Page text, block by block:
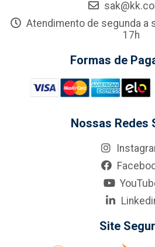
Atendimento de segunda a
17h
Formas de
Nossas Redes
Site